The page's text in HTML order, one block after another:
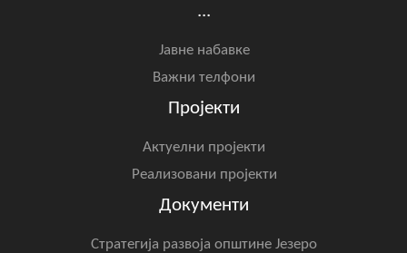
...
Јавне набавке
Важни телфони
Пројекти
Актуелни пројекти
Реализовани пројекти
Документи
Стратегија развоја општине Језеро